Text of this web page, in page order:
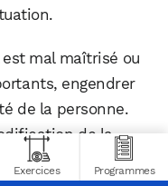
mal maîtrisé ou
engendrer
de la personne.
de la
de décision dans
Exercices Programmes